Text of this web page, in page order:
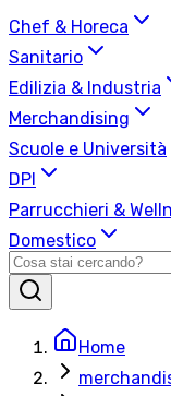
Chef & Horeca
Sanitario
Edilizia & Industria
Merchandising
Scuole e Università
DPI
Parrucchieri &
Domestico
Home